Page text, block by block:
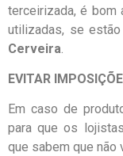
terceirizada, é bom
utilizadas, se
Cerveira
EVITAR
Em caso de
para que os
que sabem que não